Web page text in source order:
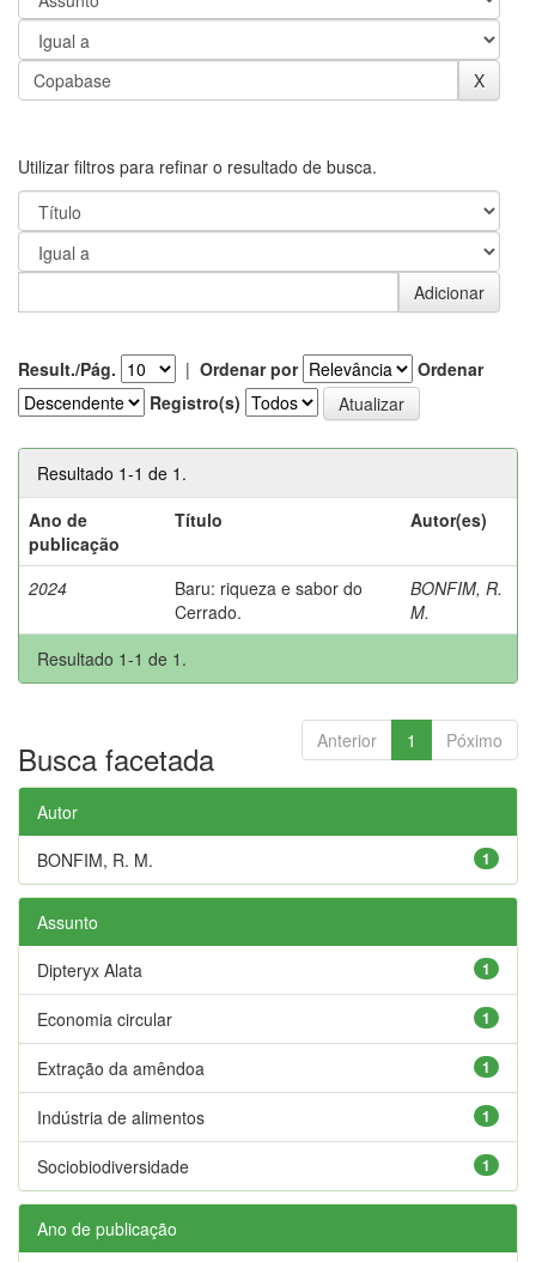
Utilizar filtros para refinar o resultado de busca.
Result./Pág. | Ordenar por
Ordenar
Registro(s)
Resultado 1-1 de 1.
Ano de
publicação
Título Autor(es)
2024
Baru: riqueza e sabor do
Cerrado.
BONFIM, R.
M.
Resultado 1-1 de 1.
Anterior 1 Póximo
Busca facetada
Autor
1
BONFIM, R. M.
Assunto
1
Dipteryx Alata
1
Economia circular
1
Extração da amêndoa
1
Indústria de alimentos
1
Sociobiodiversidade
Ano de publicação